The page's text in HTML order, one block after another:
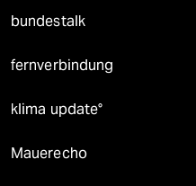
bundestalk
fernverbindung
klima update°
Mauerecho